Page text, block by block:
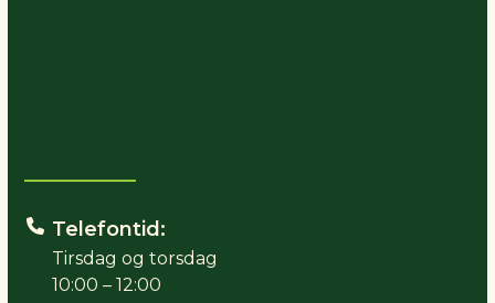
Telefontid:
Tirsdag og torsdag
10:00 – 12:00